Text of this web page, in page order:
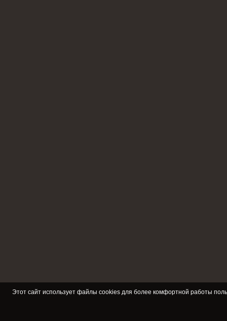
Этот сайт использует файлы cookies для более комфортной работы